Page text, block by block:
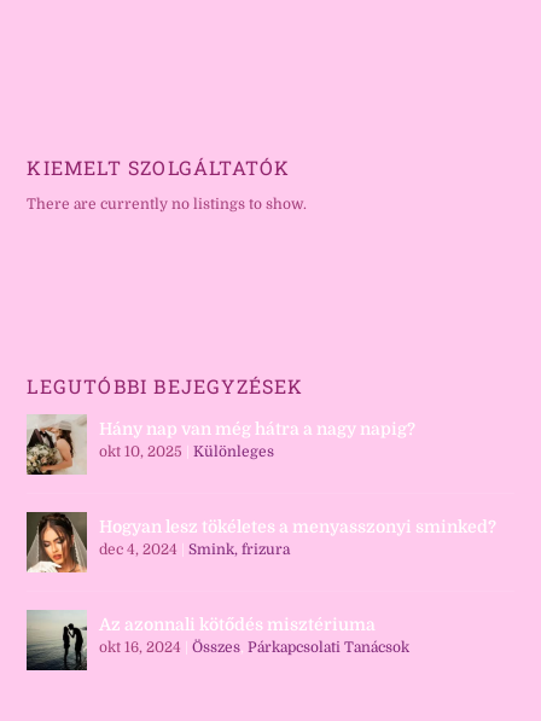
KIEMELT SZOLGÁLTATÓK
There are currently no listings to show.
LEGUTÓBBI BEJEGYZÉSEK
Hány nap van még hátra a nagy napig?
okt 10, 2025 |Különleges
Hogyan lesz tökéletes a menyasszonyi sminked?
dec 4, 2024 |Smink, frizura
Az azonnali kötődés misztériuma
okt 16, 2024 |Összes,Párkapcsolati Tanácsok